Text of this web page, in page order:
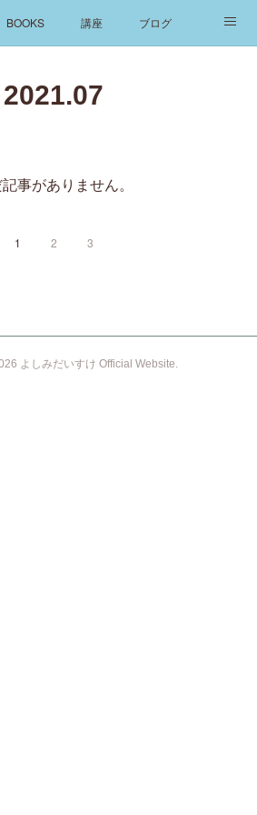
BOOKS 講座 ブログ
2021.07
事がありません。
1 2 3
よしみだいすけ Official Website.